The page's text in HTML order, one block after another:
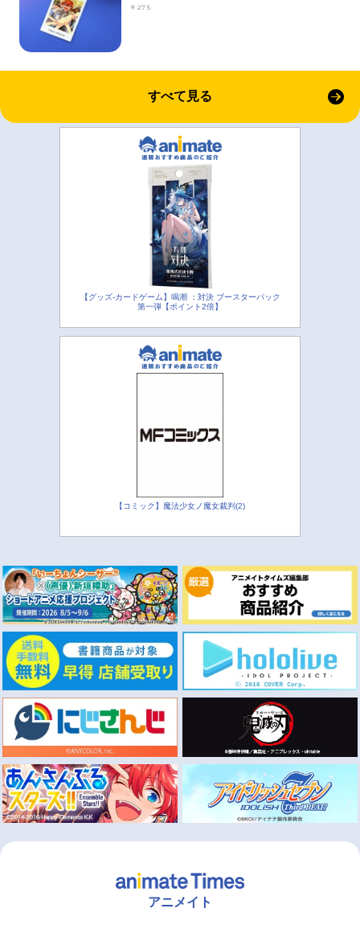
￥275
すべて見る
【グッズ-カードゲーム】鳴潮 ：対決 ブースターパック
第一弾【ポイント2倍】
【コミック】魔法少女ノ魔女裁判(2)
アニメイト